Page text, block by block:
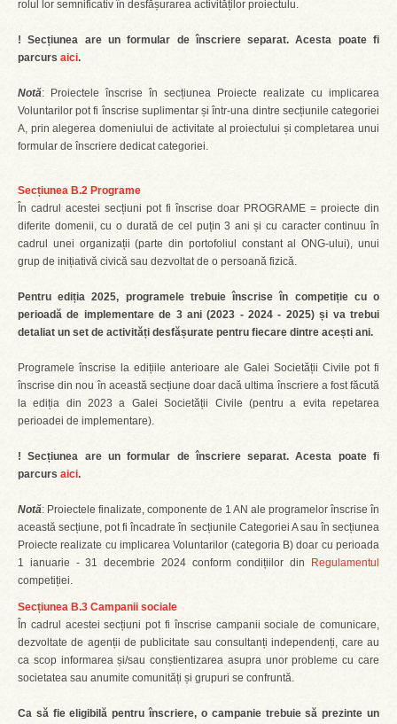
rolul lor semnificativ în desfășurarea activităților proiectulu.
! Secțiunea are un formular de înscriere separat. Acesta poate fi
parcurs aici.
Notă: Proiectele înscrise în secțiunea Proiecte realizate cu implicarea
Voluntarilor pot fi înscrise suplimentar și într-una dintre secțiunile categoriei
A, prin alegerea domeniului de activitate al proiectului și completarea unui
formular de înscriere dedicat categoriei.
Secțiunea B.2 Programe
În cadrul acestei secțiuni pot fi înscrise doar PROGRAME = proiecte din
diferite domenii, cu o durată de cel puțin 3 ani și cu caracter continuu în
cadrul unei organizații (parte din portofoliul constant al ONG-ului), unui
grup de inițiativă civică sau dezvoltat de o persoană fizică.
Pentru ediția 2025, programele trebuie înscrise în competiție cu o
perioadă de implementare de 3 ani (2023 - 2024 - 2025) și va trebui
detaliat un set de activități desfășurate pentru fiecare dintre acești ani.
Programele înscrise la edițiile anterioare ale Galei Societății Civile pot fi
înscrise din nou în această secțiune doar dacă ultima înscriere a fost făcută
la ediția din 2023 a Galei Societății Civile (pentru a evita repetarea
perioadei de implementare).
! Secțiunea are un formular de înscriere separat. Acesta poate fi
parcurs aici.
Notă: Proiectele finalizate, componente de 1 AN ale programelor înscrise în
această secțiune, pot fi încadrate în secțiunile Categoriei A sau în secțiunea
Proiecte realizate cu implicarea Voluntarilor (categoria B) doar cu perioada
1 ianuarie - 31 decembrie 2024 conform condițiilor din
Regulamentul
competiției.
Secțiunea B.3 Campanii sociale
În cadrul acestei secțiuni pot fi înscrise campanii sociale de comunicare,
dezvoltate de agenții de publicitate sau consultanți independenți, care au
ca scop informarea și/sau conștientizarea asupra unor probleme cu care
societatea sau anumite comunități și grupuri se confruntă.
Ca să fie eligibilă pentru înscriere, o campanie trebuie să prezinte un